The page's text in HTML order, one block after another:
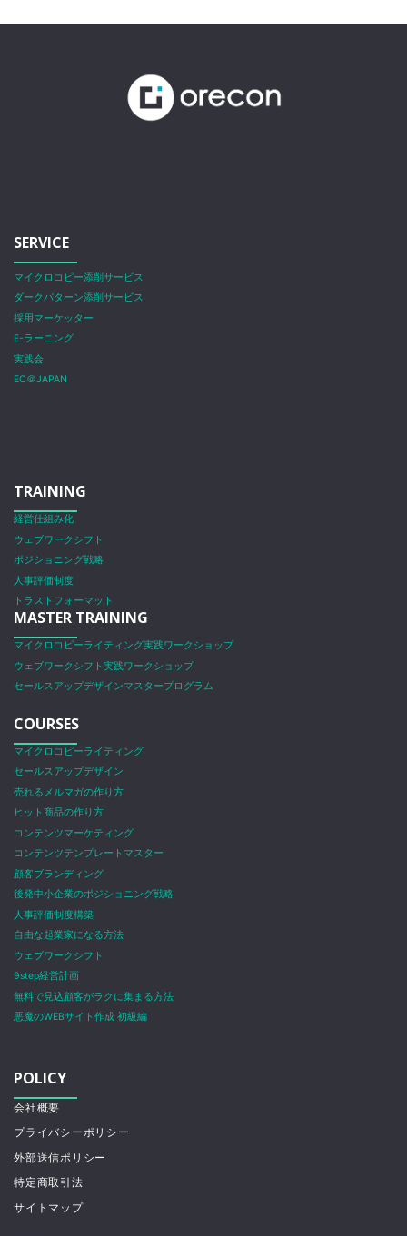
SERVICE
マイクロコピー添削サービス
ダークパターン添削サービス
採用マーケッター
E-ラーニング
実践会
EC＠JAPAN
TRAINING
経営仕組み化
ウェブワークシフト
ポジショニング戦略
人事評価制度
トラストフォーマット
MASTER TRAINING
マイクロコピーライティング実践ワークショップ
ウェブワークシフト実践ワークショップ
セールスアップデザインマスタープログラム
COURSES
マイクロコピーライティング
セールスアップデザイン
売れるメルマガの作り方
ヒット商品の作り方
コンテンツマーケティング
コンテンツテンプレートマスター
顧客ブランディング
後発中小企業のポジショニング戦略
人事評価制度構築
自由な起業家になる方法
ウェブワークシフト
9step経営計画
無料で見込顧客がラクに集まる方法
悪魔のWEBサイト作成 初級編
POLICY
会社概要
プライバシーポリシー
外部送信ポリシー
特定商取引法
サイトマップ